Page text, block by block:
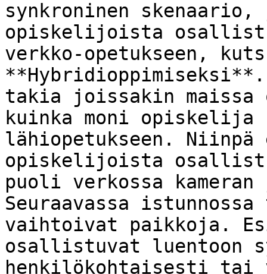
synkroninen skenaario,
opiskelijoista
verkko-opetukseen,
**Hybridioppimiseksi**.
takia joissakin
kuinka moni
lähiopetukseen.
opiskelijoista
puoli verkossa
Seuraavassa
vaihtoivat paikkoja.
osallistuvat luentoon
henkilökohtaisesti tai